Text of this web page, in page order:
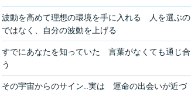
波動を高めて理想の環境を手に入れる 人を選ぶの
ではなく、自分の波動を上げる
すでにあなたを知っていた 言葉がなくても通じ合
う
その宇宙からのサイン..実は 運命の出会いが近づ